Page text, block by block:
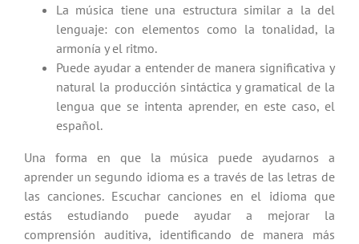
La música tiene una estructura similar a la del
lenguaje: con elementos como la tonalidad, la
armonía y el ritmo.
Puede ayudar a entender de manera significativa y
natural la producción sintáctica y gramatical de la
lengua que se intenta aprender, en este caso, el
español.
Una forma en que la música puede ayudarnos a
aprender un segundo idioma es a través de las letras de
las canciones. Escuchar canciones en el idioma que
estás estudiando puede ayudar a mejorar la
comprensión auditiva, identificando de manera más